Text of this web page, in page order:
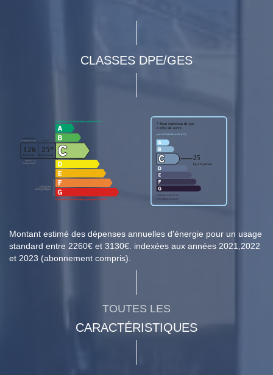
CLASSES DPE/GES
Montant estimé des dépenses annuelles d'énergie pour un usage
standard entre 2260€ et 3130€. indexées aux années 2021,2022
et 2023 (abonnement compris).
TOUTES LES
CARACTÉRISTIQUES